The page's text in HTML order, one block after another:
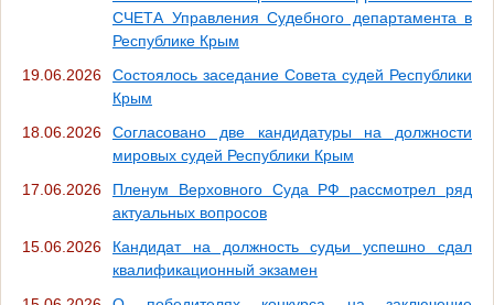
СЧЕТА Управления Судебного департамента в
Республике Крым
19.06.2026
Состоялось заседание Совета судей Республики
Крым
18.06.2026
Согласовано две кандидатуры на должности
мировых судей Республики Крым
17.06.2026
Пленум Верховного Суда РФ рассмотрел ряд
актуальных вопросов
15.06.2026
Кандидат на должность судьи успешно сдал
квалификационный экзамен